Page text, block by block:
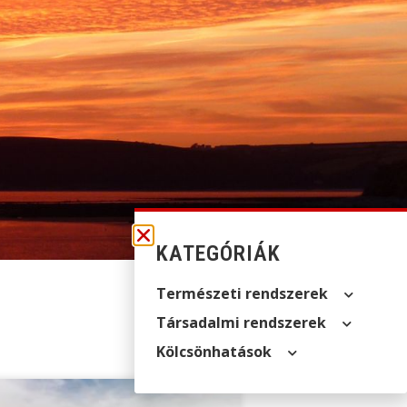
KATEGÓRIÁK
Természeti rendszerek
Társadalmi rendszerek
Kölcsön­hatások